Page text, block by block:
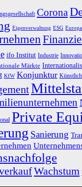
Corona
Eigenverwaltung ESG Europa
ifo Institut Industrie
Märkte
KfW Konjunktur
Private
Sanierung
Wachstum